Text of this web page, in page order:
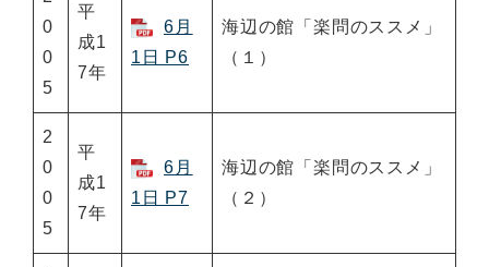
0
0
5
平
成1
7年
6月
1日 P6
海辺の館「楽問のススメ」
（１）
2
0
0
5
平
成1
7年
6月
1日 P7
海辺の館「楽問のススメ」
（２）